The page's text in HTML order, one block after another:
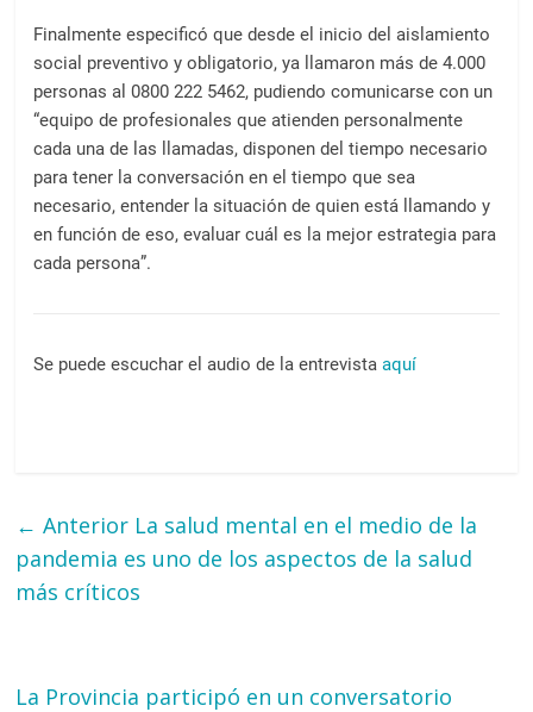
Finalmente especificó que desde el inicio del aislamiento
social preventivo y obligatorio, ya llamaron más de 4.000
personas al 0800 222 5462, pudiendo comunicarse con un
“equipo de profesionales que atienden personalmente
cada una de las llamadas, disponen del tiempo necesario
para tener la conversación en el tiempo que sea
necesario, entender la situación de quien está llamando y
en función de eso, evaluar cuál es la mejor estrategia para
cada persona”.
Se puede escuchar el audio de la entrevistaaquí
← Anterior La salud mental en el medio de la
pandemia es uno de los aspectos de la salud
más críticos
La Provincia participó en un conversatorio